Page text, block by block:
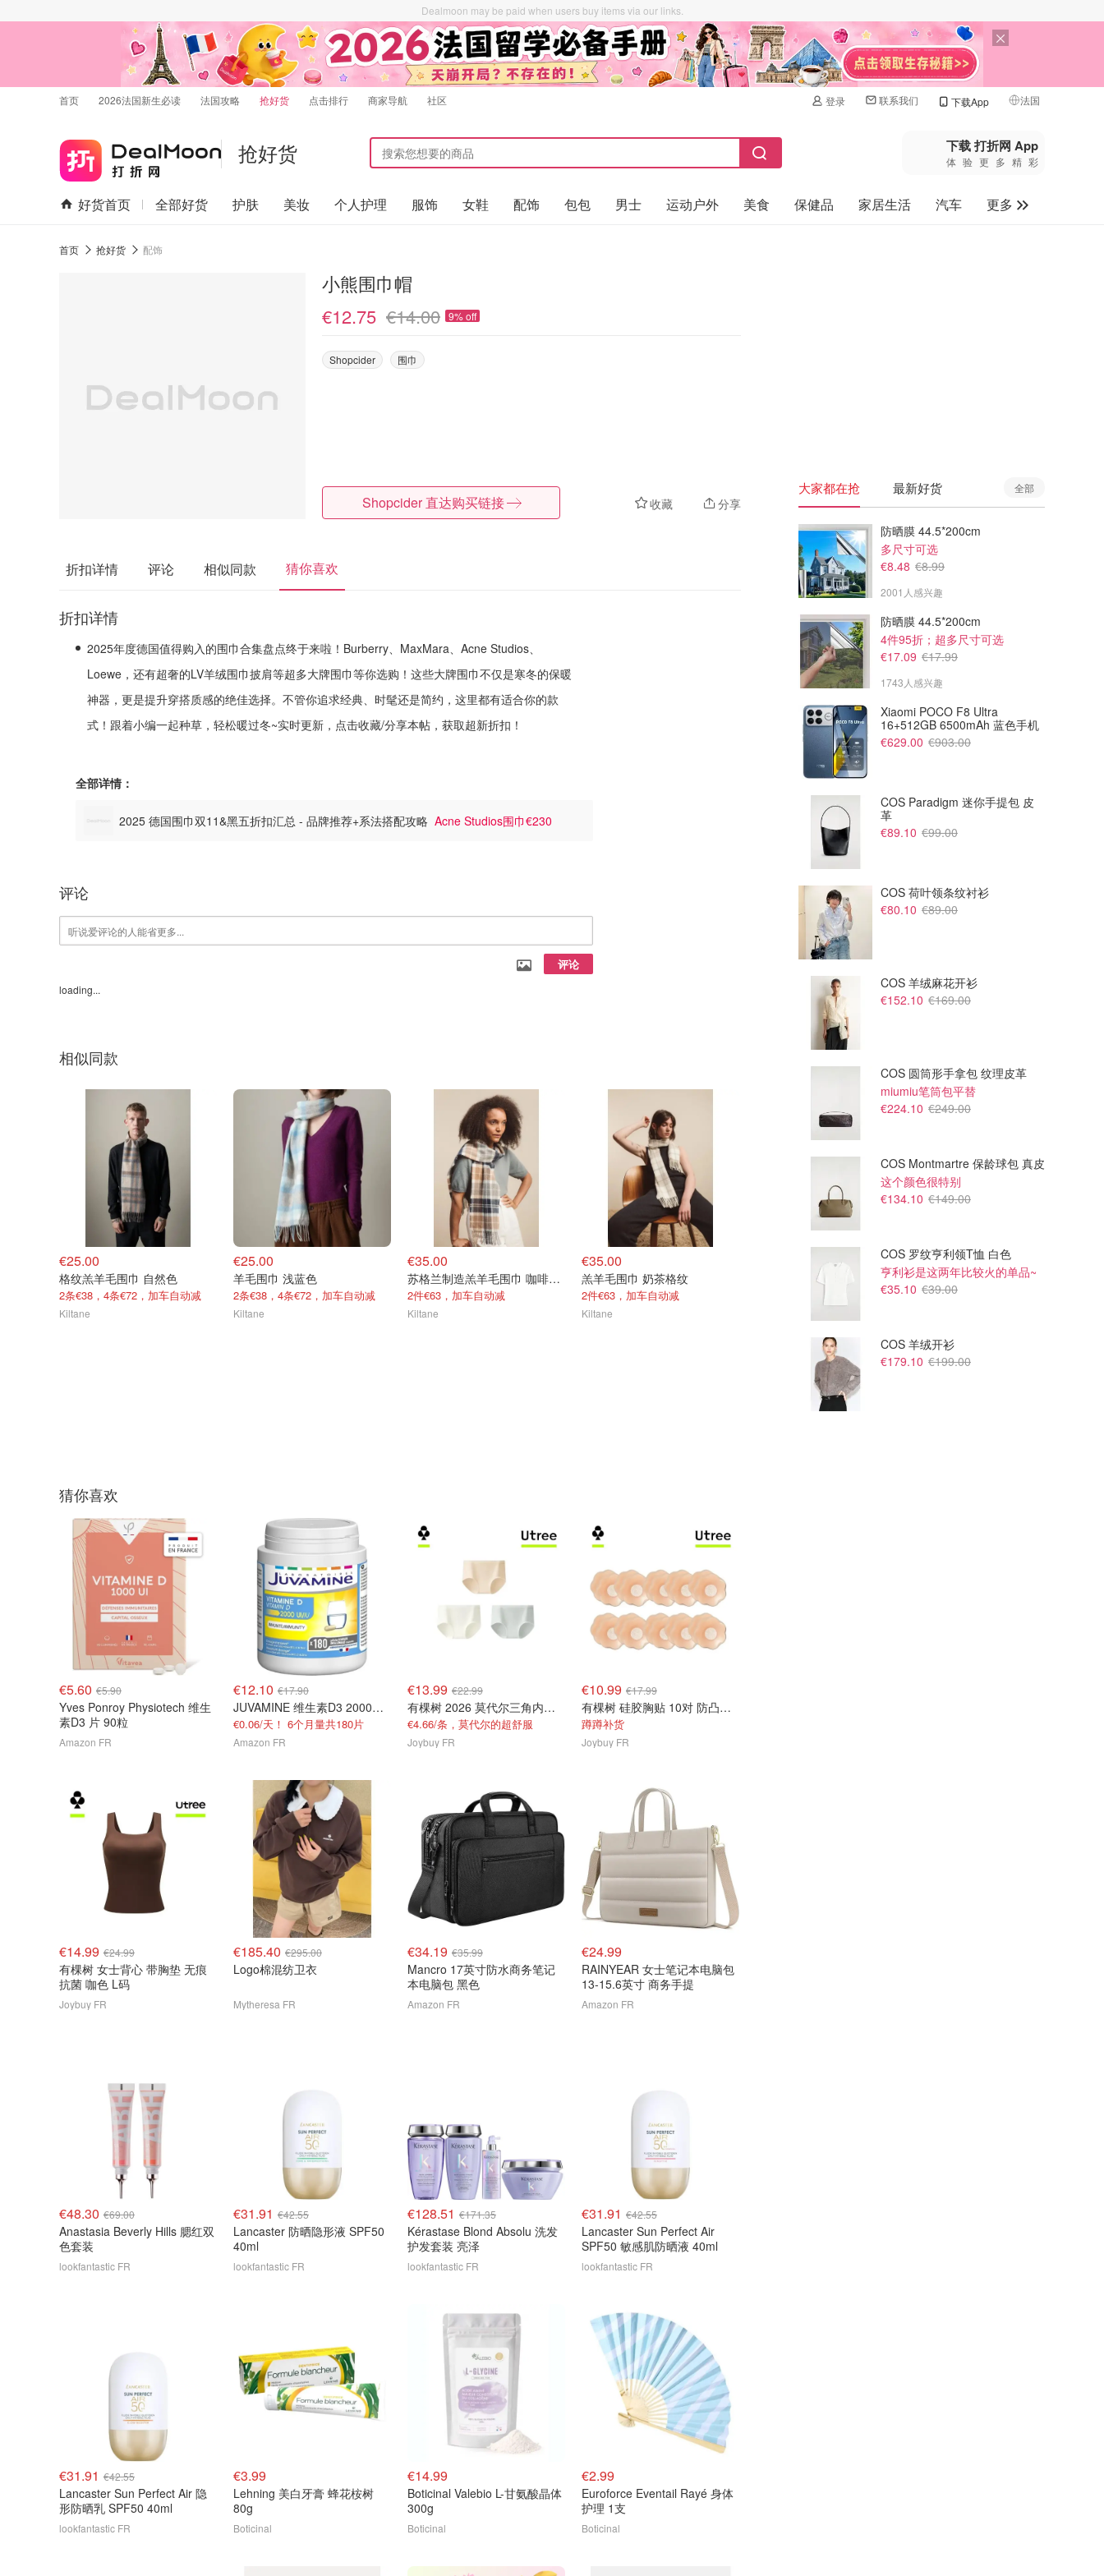
Dealmoon may be paid when users buy items via our links.
首页 2026法国新生必读 法国攻略 抢好货 点击排行 商家导航 社区 登录 联系我们 下载App 法国
🇺🇸美国
🇨🇳中国
🇨🇦加拿大
抢好货 下载 打折网 App
体验更多精彩
好货首页 全部好货 护肤 美妆 个人护理 服饰 女鞋 配饰 包包 男士 运动户外 美食 保健品 家居生活 汽车
更多
首页 抢好货 配饰
小熊围巾帽
€12.75 €14.00 9% off
Shopcider 围巾
收藏 分享
Shopcider 直达购买链接
折扣详情 评论 相似同款 猜你喜欢
折扣详情
2025年度德国值得购入的围巾合集盘点终于来啦！Burberry、MaxMara、Acne Studios、
Loewe，还有超奢的LV羊绒围巾披肩等超多大牌围巾等你选购！这些大牌围巾不仅是寒冬的保暖
神器，更是提升穿搭质感的绝佳选择。不管你追求经典、时髦还是简约，这里都有适合你的款
式！跟着小编一起种草，轻松暖过冬~实时更新，点击收藏/分享本帖，获取超新折扣！
全部详情：
2025 德国围巾双11&黑五折扣汇总 - 品牌推荐+系法搭配攻略 Acne Studios围巾€230
评论
评论
loading...
相似同款
€25.00
格纹羔羊毛围巾 自然色
2条€38，4条€72，加车自动减
Kiltane
€25.00
羊毛围巾 浅蓝色
2条€38，4条€72，加车自动减
Kiltane
€35.00
苏格兰制造羔羊毛围巾 咖啡格纹
2件€63，加车自动减
Kiltane
€35.00
羔羊毛围巾 奶茶格纹
2件€63，加车自动减
Kiltane
格纹羔羊毛围巾 黑蓝配色
2条€38，4条€72，加车自动减
€25.00
羊毛围巾 豆沙粉奶茶色
2条€38，4条€72，加车自动减
猜你喜欢
€5.60 €5.90
Yves Ponroy Physiotech 维生
素D3 片 90粒
Amazon FR
€12.10 €17.90
JUVAMINE 维生素D3 2000UI+C+B+锌 免疫抗疲劳
€0.06/天！ 6个月量共180片
Amazon FR
€13.99 €22.99
有棵树 2026 莫代尔三角内裤 XL 女士抗菌
€4.66/条，莫代尔的超舒服
Joybuy FR
€10.99 €17.99
有棵树 硅胶胸贴 10对 防凸点隐形
蹲蹲补货
Joybuy FR
€14.99 €24.99
有棵树 女士背心 带胸垫 无痕
抗菌 咖色 L码
Joybuy FR
€185.40 €295.00
Logo棉混纺卫衣
Mytheresa FR
€34.19 €35.99
Mancro 17英寸防水商务笔记
本电脑包 黑色
Amazon FR
€24.99
RAINYEAR 女士笔记本电脑包
13-15.6英寸 商务手提
Amazon FR
€48.30 €69.00
Anastasia Beverly Hills 腮红双
色套装
lookfantastic FR
€31.91 €42.55
Lancaster 防晒隐形液 SPF50
40ml
lookfantastic FR
€128.51 €171.35
Kérastase Blond Absolu 洗发
护发套装 亮泽
lookfantastic FR
€31.91 €42.55
Lancaster Sun Perfect Air
SPF50 敏感肌防晒液 40ml
lookfantastic FR
€31.91 €42.55
Lancaster Sun Perfect Air 隐
形防晒乳 SPF50 40ml
lookfantastic FR
€3.99
Lehning 美白牙膏 蜂花桉树
80g
Boticinal
€14.99
Boticinal Valebio L-甘氨酸晶体
300g
Boticinal
€2.99
Euroforce Eventail Rayé 身体
护理 1支
Boticinal
大家都在抢 最新好货 全部
防晒膜 44.5*200cm
多尺寸可选
€8.48 €8.99
2001人感兴趣
防晒膜 44.5*200cm
4件95折；超多尺寸可选
€17.09 €17.99
1743人感兴趣
Xiaomi POCO F8 Ultra
16+512GB 6500mAh 蓝色手机
€629.00 €903.00
COS Paradigm 迷你手提包 皮
革
€89.10 €99.00
COS 荷叶领条纹衬衫
€80.10 €89.00
COS 羊绒麻花开衫
€152.10 €169.00
COS 圆筒形手拿包 纹理皮革
miumiu笔筒包平替
€224.10 €249.00
COS Montmartre 保龄球包 真皮
这个颜色很特别
€134.10 €149.00
COS 罗纹亨利领T恤 白色
亨利衫是这两年比较火的单品~
€35.10 €39.00
COS 羊绒开衫
€179.10 €199.00